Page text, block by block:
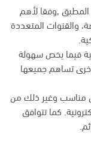
,وفقا لأهم
والقنوات المتعددة
فيما يخص سهولة
تساهم جميعها
مناسب وغير ذلك من
كما تتوافق